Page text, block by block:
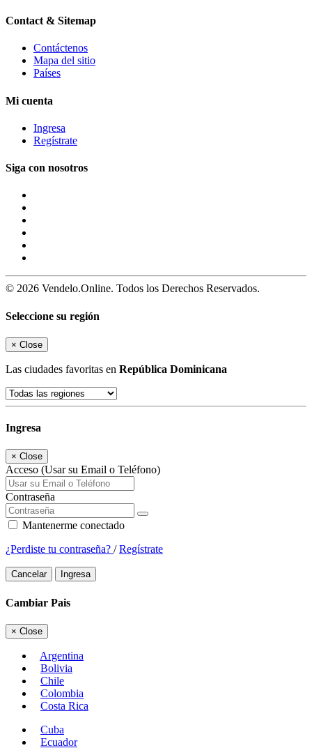
Contact & Sitemap
Contáctenos
Mapa del sitio
Países
Mi cuenta
Ingresa
Regístrate
Siga con nosotros
© 2026 Vendelo.Online. Todos los Derechos Reservados.
Seleccione su región
× Close
Las ciudades favoritas en República Dominicana
Ingresa
× Close
Acceso (Usar su Email o Teléfono)
Contraseña
Mantenerme conectado
¿Perdiste tu contraseña? /Regístrate
Cancelar Ingresa
Cambiar Pais
× Close
Argentina
Bolivia
Chile
Colombia
Costa Rica
Cuba
Ecuador